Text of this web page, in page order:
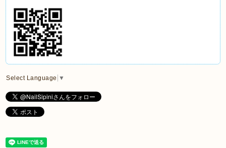
Select Language ▼